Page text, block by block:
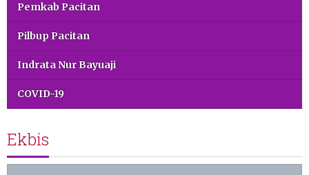
Pemkab Pacitan
Pilbup Pacitan
Indrata Nur Bayuaji
COVID-19
Ekbis